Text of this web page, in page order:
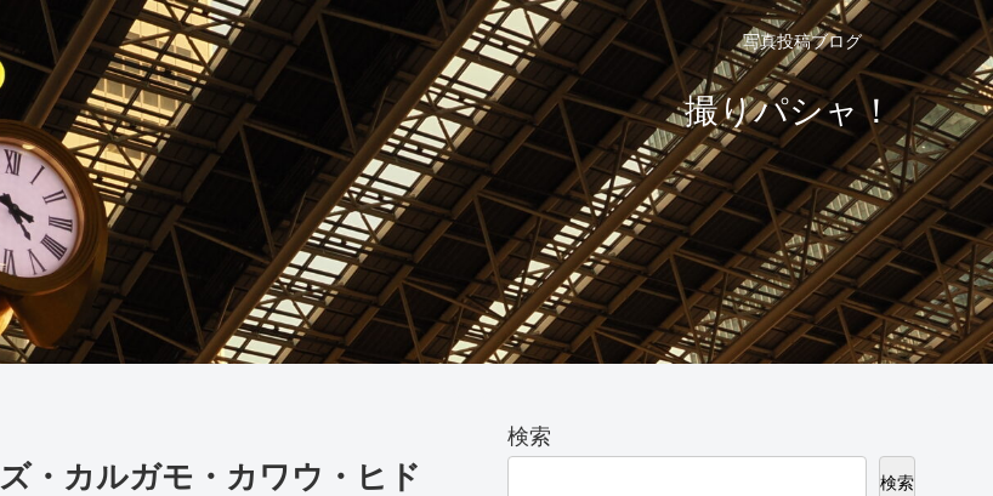
写真投稿ブログ
撮りパシャ！
・カルガモ・カワウ・ヒド
検索
検索